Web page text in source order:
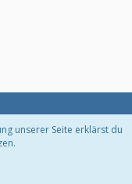
unserer Seite erklärst du